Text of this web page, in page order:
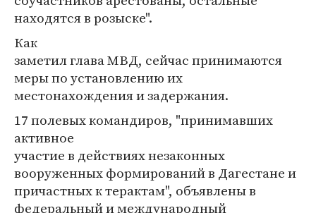
находятся в розыске".
Как
заметил глава МВД, сейчас принимаются
меры по установлению их
местонахождения и задержания.
17 полевых командиров, "принимавших
активное
участие в действиях незаконных
вооруженных формирований в Дагестане и
причастных к терактам", объявлены в
федеральный и международный